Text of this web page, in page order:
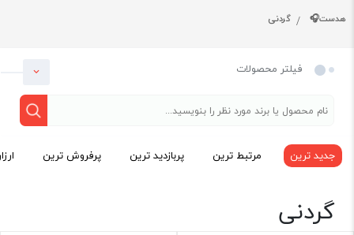
هدست🎧 گردنی
فیلتر محصولات
دسته بندی
هدست🎧
جدید ترین مرتبط ترین پربازدید ترین پرفروش ترین
گردنی